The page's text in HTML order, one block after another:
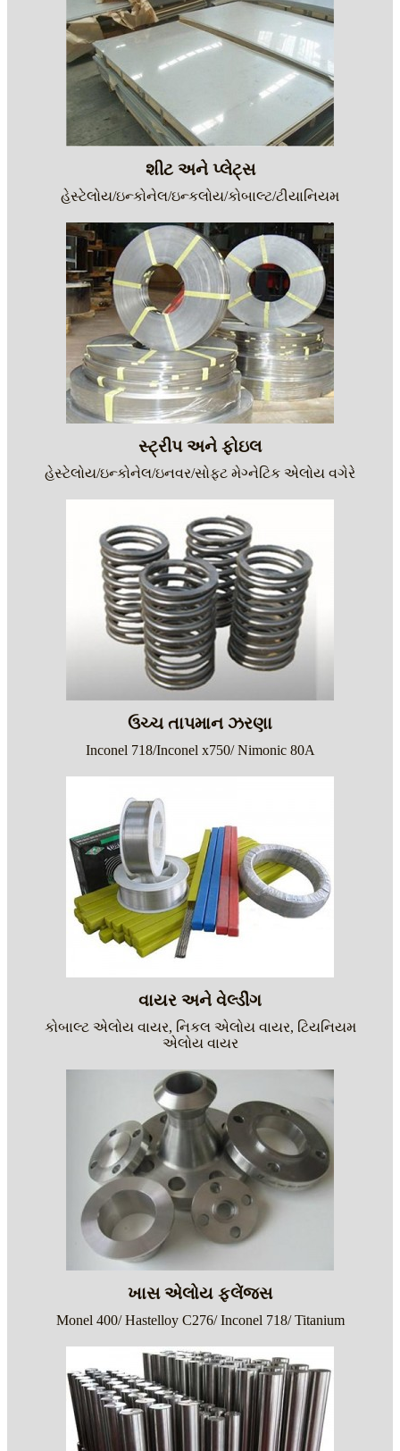
શીટ અને પ્લેટ્સ
હેસ્ટેલોય/ઇન્કોનેલ/ઇન્કલોય/કોબાલ્ટ/ટીયાનિયમ
સ્ટ્રીપ અને ફોઇલ
હેસ્ટેલોય/ઇન્કોનેલ/ઇનવર/સોફ્ટ મેગ્નેટિક એલોય વગેરે
ઉચ્ચ તાપમાન ઝરણા
Inconel 718/Inconel x750/ Nimonic 80A
વાયર અને વેલ્ડીંગ
કોબાલ્ટ એલોય વાયર, નિકલ એલોય વાયર, ટિયનિયમ
એલોય વાયર
ખાસ એલોય ફ્લેંજ્સ
Monel 400/ Hastelloy C276/ Inconel 718/ Titanium